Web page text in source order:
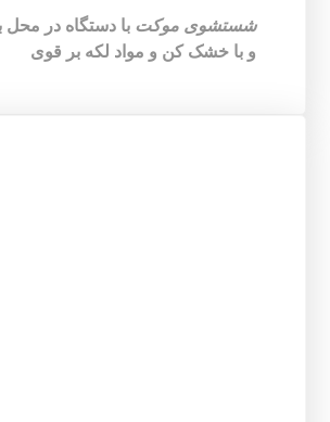
شستشوی موکت با دستگاه در محل
و با خشک کن و مواد لکه بر قوی